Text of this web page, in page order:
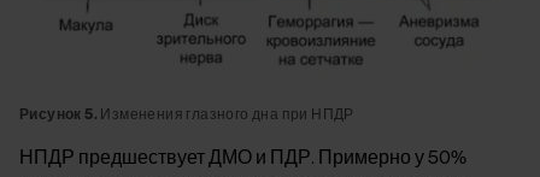
Рисунок 5. Изменения глазного дна при НПДР
НПДР предшествует ДМО и ПДР. Примерно у 50%